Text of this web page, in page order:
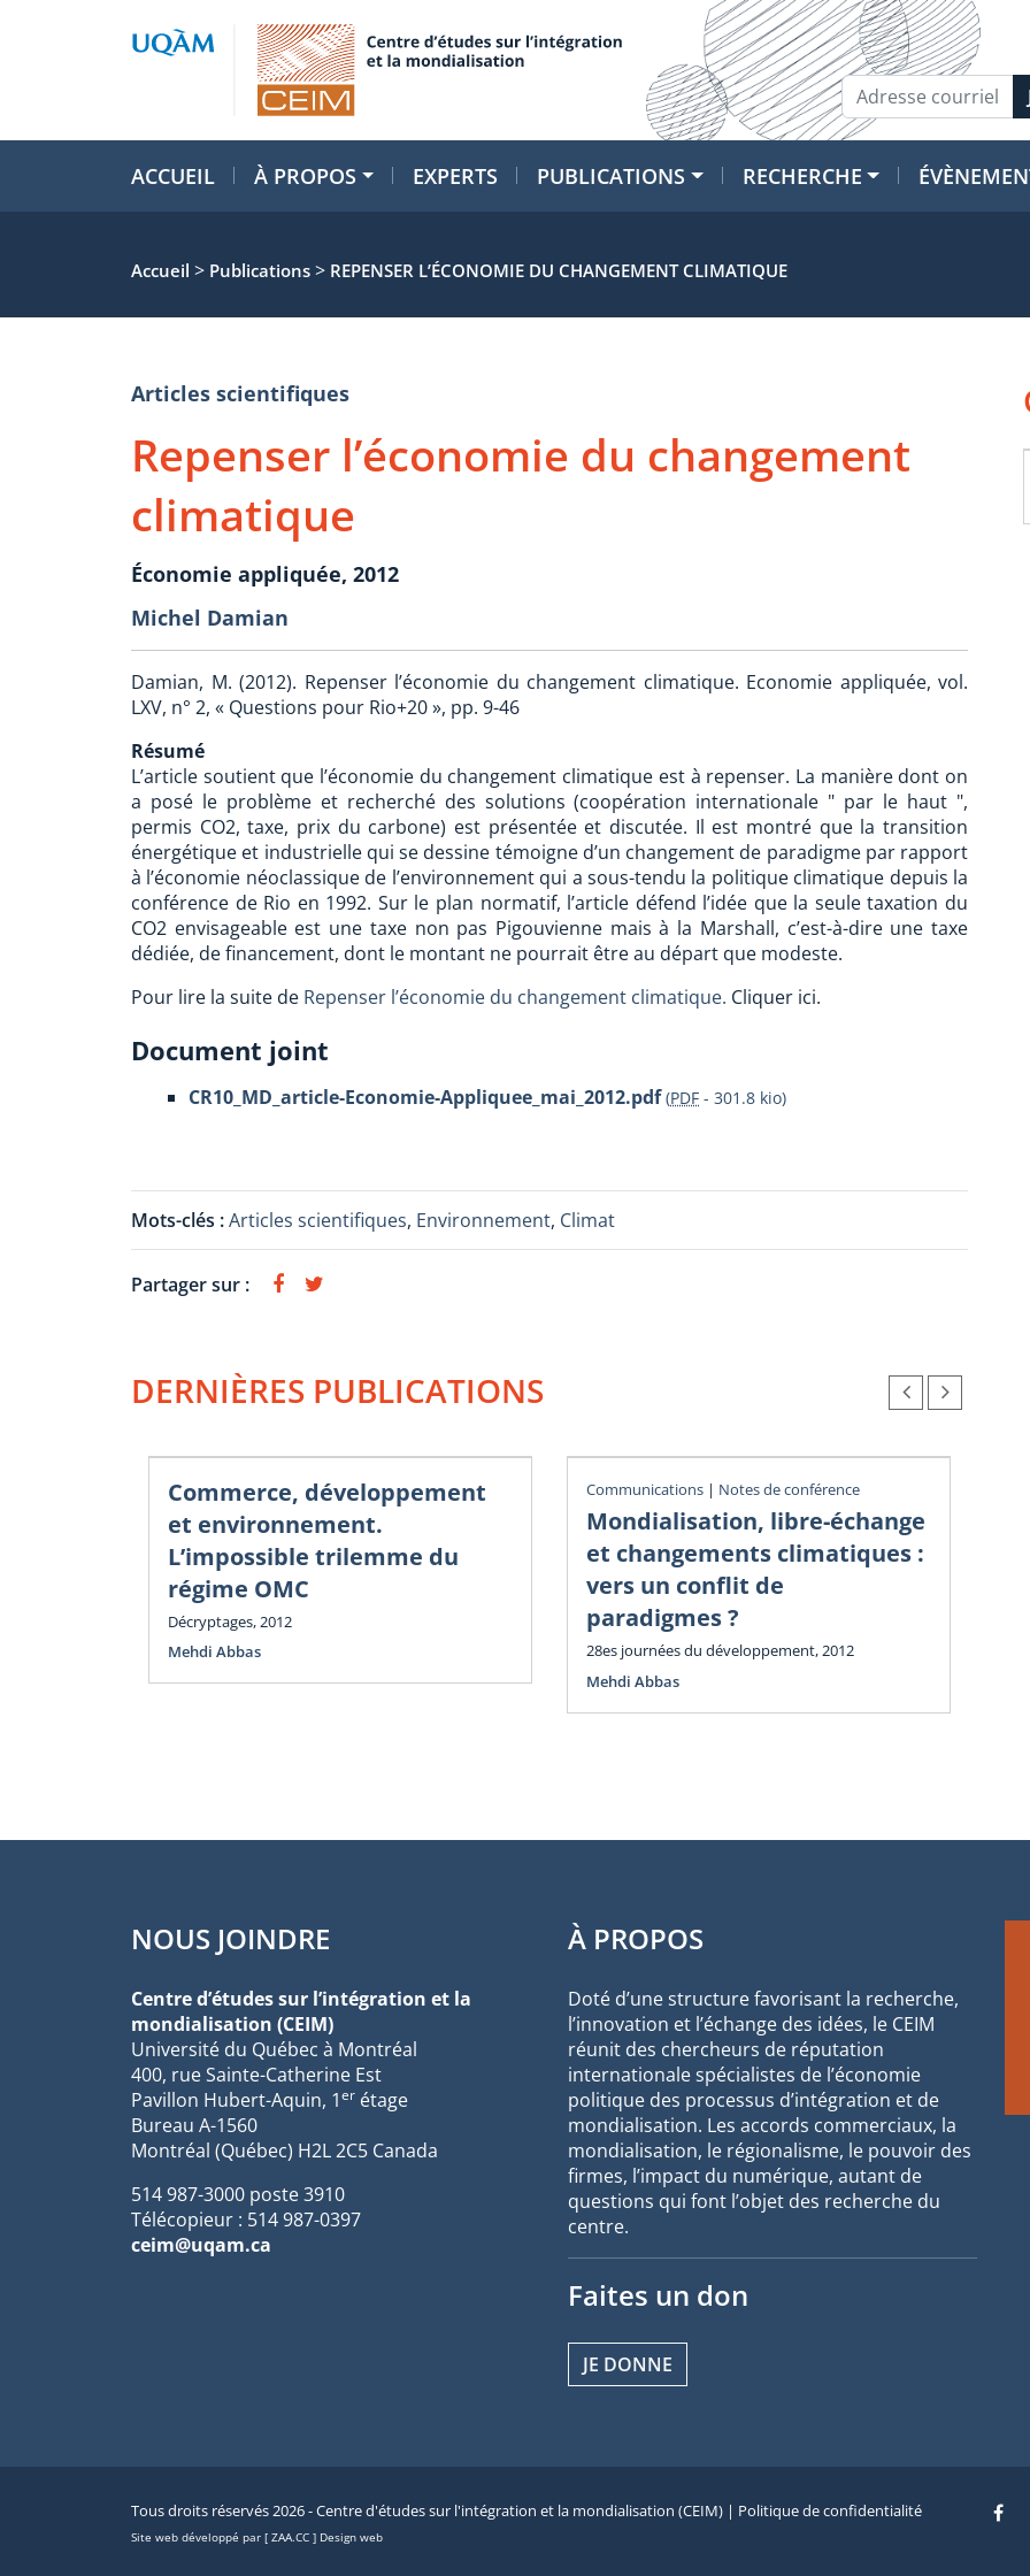
ACCUEIL À PROPOS EXPERTS PUBLICATIONS RECHERCHE
Accueil > Publications > REPENSER L’ÉCONOMIE DU CHANGEMENT CLIMATIQUE
Articles scientifiques
Repenser l’économie du changement
climatique
Économie appliquée, 2012
Michel Damian
Damian, M. (2012). Repenser l’économie du changement climatique. Economie appliquée, vol.
LXV, n° 2, « Questions pour Rio+20 », pp. 9-46
Résumé
L’article soutient que l’économie du changement climatique est à repenser. La manière dont on
a posé le problème et recherché des solutions (coopération internationale " par le haut ",
permis CO2, taxe, prix du carbone) est présentée et discutée. Il est montré que la transition
énergétique et industrielle qui se dessine témoigne d’un changement de paradigme par rapport
à l’économie néoclassique de l’environnement qui a sous-tendu la politique climatique depuis la
conférence de Rio en 1992. Sur le plan normatif, l’article défend l’idée que la seule taxation du
CO2 envisageable est une taxe non pas Pigouvienne mais à la Marshall, c’est-à-dire une taxe
dédiée, de financement, dont le montant ne pourrait être au départ que modeste.
Pour lire la suite de Repenser l’économie du changement climatique. Cliquer ici.
Document joint
CR10_MD_article-Economie-Appliquee_mai_2012.pdf (PDF - 301.8 kio)
Mots-clés :Articles scientifiques, Environnement, Climat
Partager sur :
DERNIÈRES PUBLICATIONS
Commerce, développement
et environnement.
L’impossible trilemme du
régime OMC
Décryptages, 2012
Mehdi Abbas
Communications | Notes de conférence
Mondialisation, libre-échange
et changements climatiques :
vers un conflit de
paradigmes ?
28es journées du développement, 2012
Mehdi Abbas
NOUS JOINDRE
Centre d’études sur l’intégration et la
mondialisation (CEIM)
Université du Québec à Montréal
400, rue Sainte-Catherine Est
Pavillon Hubert-Aquin, 1er étage
Bureau A-1560
Montréal (Québec) H2L 2C5 Canada
514 987-3000 poste 3910
Télécopieur : 514 987-0397
ceim@uqam.ca
À PROPOS
Doté d’une structure favorisant la recherche,
l’innovation et l’échange des idées, le CEIM
réunit des chercheurs de réputation
internationale spécialistes de l’économie
politique des processus d’intégration et de
mondialisation. Les accords commerciaux, la
mondialisation, le régionalisme, le pouvoir des
firmes, l’impact du numérique, autant de
questions qui font l’objet des recherche du
centre.
Faites un don
JE DONNE
Tous droits réservés 2026 - Centre d'études sur l'intégration et la mondialisation (CEIM) | Politique de confidentialité
Site web développé par [ ZAA.CC ] Design web